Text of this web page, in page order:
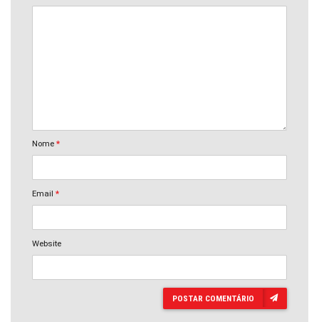
Nome *
Email *
Website
POSTAR COMENTÁRIO